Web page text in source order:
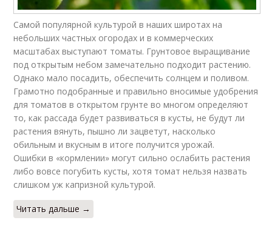
Самой популярной культурой в наших широтах на
небольших частных огородах и в коммерческих
масштабах выступают томаты. Грунтовое выращивание
под открытым небом замечательно подходит растению.
Однако мало посадить, обеспечить солнцем и поливом.
Грамотно подобранные и правильно вносимые удобрения
для томатов в открытом грунте во многом определяют
то, как рассада будет развиваться в кусты, не будут ли
растения вянуть, пышно ли зацветут, насколько
обильным и вкусным в итоге получится урожай.
Ошибки в «кормлении» могут сильно ослабить растения
либо вовсе погубить кусты, хотя томат нельзя назвать
слишком уж капризной культурой.
Читать дальше →